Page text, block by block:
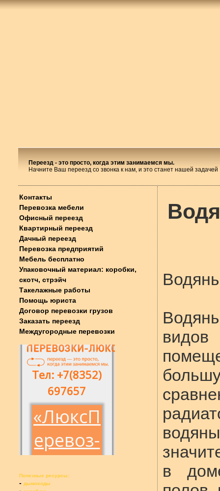
Переезд - это просто, когда этим занимаемся мы.
Начните Ваш переезд со звонка к нам, и это станет нашей задачей
Контакты
Перевозка мебели
Офисный переезд
Квартирный переезд
Дачный переезд
Перевозка предприятий
Мебель бесплатно
Упаковочный материал: коробки,
скотч, стрэйч
Такелажные работы
Помощь юриста
Договор перевозки грузов
Заказать переезд
Междугородные перевозки
Полезные ресурсы:
- дымоходы
в